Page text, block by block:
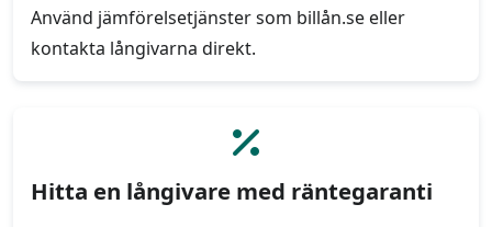
Använd jämförelsetjänster som billån.se eller
kontakta långivarna direkt.
Hitta en långivare med räntegaranti